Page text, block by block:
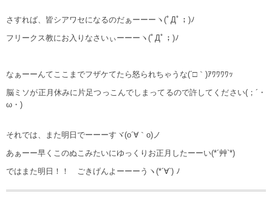
さすれば、皆シアワセになるのだぁーーーヽ(ﾟДﾟ；)ﾉ
フリークス教にお入りなさいぃーーーヽ(ﾟДﾟ；)ﾉ
なぁーーんてここまでフザケてたら怒られちゃうな(´□｀)ｱﾜﾜﾜﾜｯ
脳ミソが正月休みに片足つっこんでしまってるので許してください(；´・
ω・)
それでは、また明日でーーーすヾ(o´∀｀o)ノ
あぁーー早くこのぬこみたいにゆっくりお正月したーーい(*´艸`*)
ではまた明日！！ ごきげんよーーーうヽ(*´∀`) ﾉ